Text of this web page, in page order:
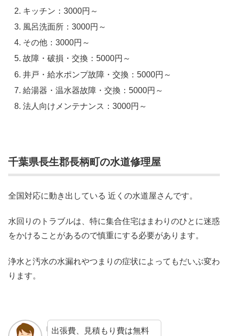
キッチン：3000円～
風呂洗面所：3000円～
その他：3000円～
故障・破損・交換：5000円～
井戸・給水ポンプ故障・交換：5000円～
給湯器・温水器故障・交換：5000円～
法人向けメンテナンス：3000円～
千葉県長生郡長柄町の水道修理屋
全国対応に動き出している 近くの水道屋さんです。
水回りのトラブルは、特に集合住宅はまわりのひとに迷惑
をかけることがあるので慎重にする必要があります。
浄水と汚水の水漏れやつまりの症状によってもだいぶ変わ
ります。
出張費、見積もり費は無料